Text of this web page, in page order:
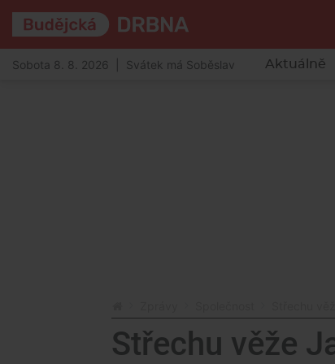
Sobota 8. 8. 2026 | Svátek má Soběslav Aktuálně
Střechu věže